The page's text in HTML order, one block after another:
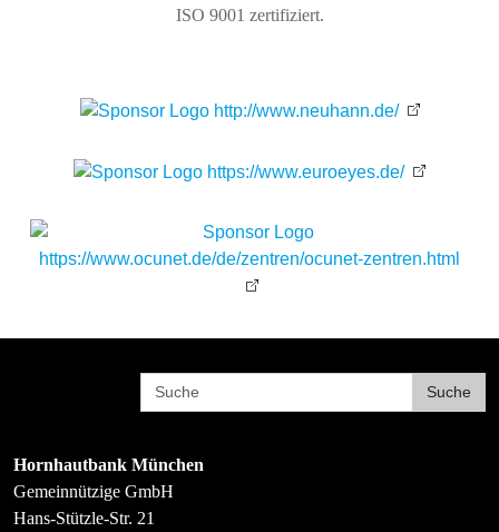
ISO 9001 zertifiziert.
Hornhautbank München
Gemeinnützige GmbH
Hans-Stützle-Str. 21